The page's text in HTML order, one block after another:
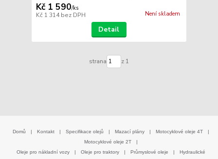
Kč 1 590/ks
Kč 1 314bez DPH Není skladem
Detail
strana z 1
Domů | Kontakt | Specifikace olejů | Mazací plány | Motocyklové oleje 4T
|
Motocyklové oleje 2T
|
Oleje pro nákladní vozy
| Oleje pro traktory | Průmyslové oleje |
Hydraulické